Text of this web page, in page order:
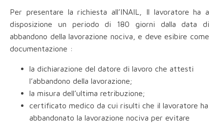
Per presentare la richiesta all’INAIL, Il lavoratore ha a
disposizione un periodo di 180 giorni dalla data di
abbandono della lavorazione nociva, e deve esibire come
documentazione :
la dichiarazione del datore di lavoro che attesti
l’abbandono della lavorazione;
la misura dell’ultima retribuzione;
certificato medico da cui risulti che il lavoratore ha
abbandonato la lavorazione nociva per evitare